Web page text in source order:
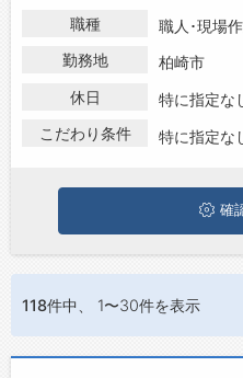
転職ノウハウ(応募書類の書き方
ジョブズゴーについて
会社概要
新潟県柏崎市の求人情報を62
員の求人は55件、 派遣社員の
は0件です。
第二新卒から50代・60代以上
柏崎市で職人･現場作業員の求
ぜひ興味のある職種に応募して
職種
職人･現場
勤務地
柏崎市
休日
特に指定な
こだわり条件
特に指定な
確
118件中、 1〜30件を表示